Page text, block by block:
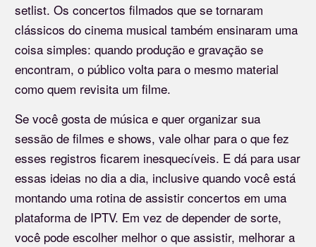
setlist. Os concertos filmados que se tornaram
clássicos do cinema musical também ensinaram uma
coisa simples: quando produção e gravação se
encontram, o público volta para o mesmo material
como quem revisita um filme.
Se você gosta de música e quer organizar sua
sessão de filmes e shows, vale olhar para o que fez
esses registros ficarem inesquecíveis. E dá para usar
essas ideias no dia a dia, inclusive quando você está
montando uma rotina de assistir concertos em uma
plataforma de IPTV. Em vez de depender de sorte,
você pode escolher melhor o que assistir, melhorar a